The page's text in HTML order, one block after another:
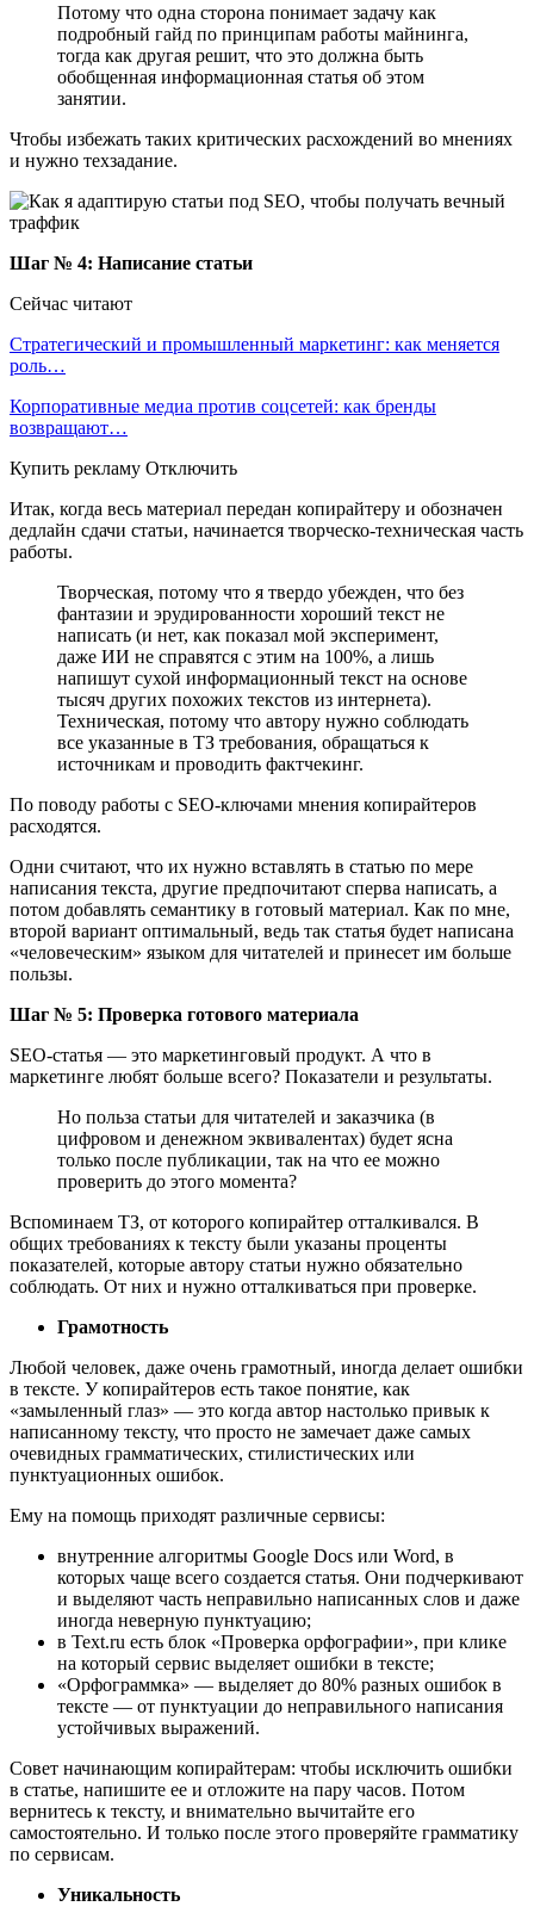
Потому что одна сторона понимает задачу как
подробный гайд по принципам работы майнинга,
тогда как другая решит, что это должна быть
обобщенная информационная статья об этом
занятии.
Чтобы избежать таких критических расхождений во мнениях
и нужно техзадание.
Шаг № 4: Написание статьи
Сейчас читают
Стратегический и промышленный маркетинг: как меняется
роль…
Корпоративные медиа против соцсетей: как бренды
возвращают…
Купить рекламу Отключить
Итак, когда весь материал передан копирайтеру и обозначен
дедлайн сдачи статьи, начинается творческо-техническая часть
работы.
Творческая, потому что я твердо убежден, что без
фантазии и эрудированности хороший текст не
написать (и нет, как показал мой эксперимент,
даже ИИ не справятся с этим на 100%, а лишь
напишут сухой информационный текст на основе
тысяч других похожих текстов из интернета).
Техническая, потому что автору нужно соблюдать
все указанные в ТЗ требования, обращаться к
источникам и проводить фактчекинг.
По поводу работы с SEO-ключами мнения копирайтеров
расходятся.
Одни считают, что их нужно вставлять в статью по мере
написания текста, другие предпочитают сперва написать, а
потом добавлять семантику в готовый материал. Как по мне,
второй вариант оптимальный, ведь так статья будет написана
«человеческим» языком для читателей и принесет им больше
пользы.
Шаг № 5: Проверка готового материала
SEO-статья ― это маркетинговый продукт. А что в
маркетинге любят больше всего? Показатели и результаты.
Но польза статьи для читателей и заказчика (в
цифровом и денежном эквивалентах) будет ясна
только после публикации, так на что ее можно
проверить до этого момента?
Вспоминаем ТЗ, от которого копирайтер отталкивался. В
общих требованиях к тексту были указаны проценты
показателей, которые автору статьи нужно обязательно
соблюдать. От них и нужно отталкиваться при проверке.
Грамотность
Любой человек, даже очень грамотный, иногда делает ошибки
в тексте. У копирайтеров есть такое понятие, как
«замыленный глаз» ― это когда автор настолько привык к
написанному тексту, что просто не замечает даже самых
очевидных грамматических, стилистических или
пунктуационных ошибок.
Ему на помощь приходят различные сервисы:
внутренние алгоритмы Google Docs или Word, в
которых чаще всего создается статья. Они подчеркивают
и выделяют часть неправильно написанных слов и даже
иногда неверную пунктуацию;
в Text.ru есть блок «Проверка орфографии», при клике
на который сервис выделяет ошибки в тексте;
«Орфограммка» ― выделяет до 80% разных ошибок в
тексте ― от пунктуации до неправильного написания
устойчивых выражений.
Совет начинающим копирайтерам: чтобы исключить ошибки
в статье, напишите ее и отложите на пару часов. Потом
вернитесь к тексту, и внимательно вычитайте его
самостоятельно. И только после этого проверяйте грамматику
по сервисам.
Уникальность